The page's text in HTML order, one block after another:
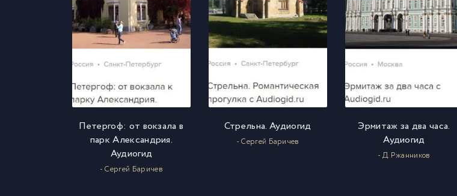
Петергоф: от вокзала в
парк Александрия.
Аудиогид
- Сергей Баричев
Стрельна. Аудиогид
- Сергей Баричев
Эрмитаж за два часа.
Аудиогид
- Д. Ржанников